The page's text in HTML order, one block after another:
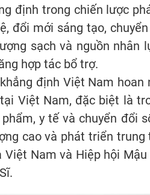
định trong chiến lược
đổi mới sáng tạo,
sạch và nguồn nhân
hợp tác bổ trợ.
định Việt Nam hoan
Việt Nam, đặc biệt là
y tế và chuyển đổi
cao và phát triển trung
Nam và Hiệp hội